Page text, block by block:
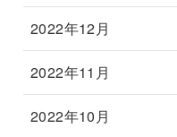
2022年12月
2022年11月
2022年10月